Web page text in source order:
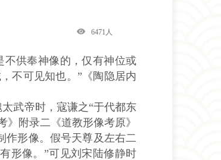
6471人
供奉神像的，仅有神位或
不可见知也。”《陶隐居内
武帝时，寇谦之“于代都东
附录二《道教形像考原》
作形像。假号天尊及左右二
形像。”可见刘宋陆修静时